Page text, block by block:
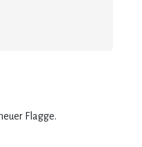
Flagge.